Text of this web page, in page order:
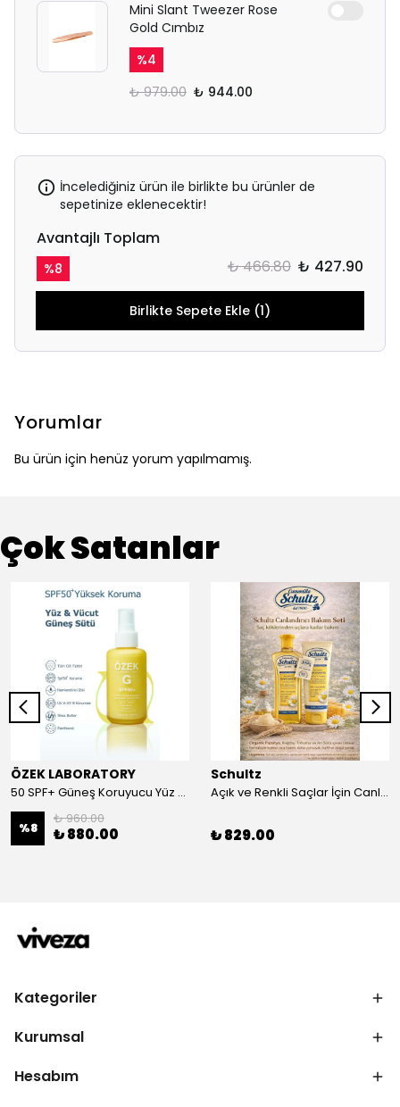
Mini Slant Tweezer Rose
Gold Cımbız
%4
₺ 979.00 ₺ 944.00
İncelediğiniz ürün ile birlikte bu ürünler de
sepetinize eklenecektir!
Avantajlı Toplam
%8 ₺ 466.80 ₺ 427.90
Birlikte Sepete Ekle (1)
Yorumlar
Bu ürün için henüz yorum yapılmamış.
Çok Satanlar
ÖZEK LABORATORY
50 SPF+ Güneş Koruyucu Yüz ve Vücut Sütü 100 ml
%8
₺ 960.00
₺ 880.00
Schultz
Açık ve Renkli Saçlar İçin Canlandırıcı 2li Bakım Seti Şampuan + Saç Kremi
₺ 829.00
Kategoriler
Kurumsal
Hesabım